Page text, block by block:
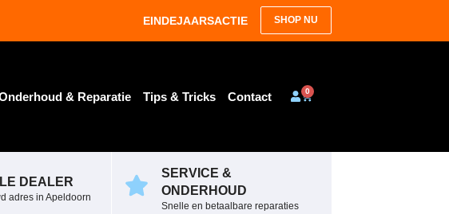
EINDEJAARSACTIE SHOP NU
& Reparatie Tips & Tricks Contact 0
DEALER
adres in Apeldoorn
SERVICE &
ONDERHOUD
Snelle en betaalbare reparaties